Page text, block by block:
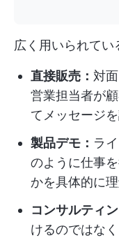
広く用いられてい
直接販売： 対
営業担当者が
てメッセージを
製品デモ： ラ
のように仕事
かを具体的に
コンサルティ
けるのではな